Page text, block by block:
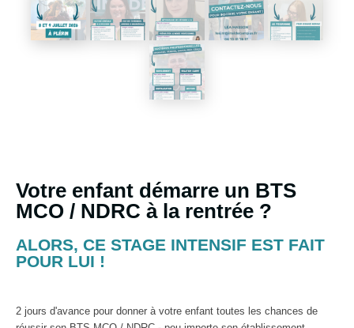
Votre enfant démarre un BTS
MCO / NDRC à la rentrée ?
ALORS, CE STAGE INTENSIF EST FAIT
POUR LUI !
2 jours d'avance pour donner à votre enfant toutes les chances de